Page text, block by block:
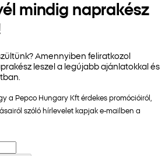
mindig naprakész
Amennyiben feliratkozol
leszel a legújabb ajánlatokkal és
a Pepco Hungary Kft érdekes promócióiról,
szóló hírlevelet kapjak e-mailben a